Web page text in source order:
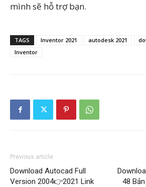
mình sẽ hỗ trợ bạn.
TAGS Inventor 2021 autodesk 2021
Inventor
Previous article
Download Autocad Full
Version 2004👉2021 Link
48